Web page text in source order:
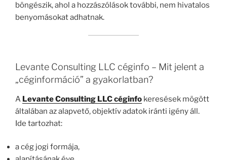
böngészik, ahol a hozzászólások további, nem hivatalos
benyomásokat adhatnak.
Levante Consulting LLC céginfo – Mit jelent a
„céginformáció” a gyakorlatban?
A Levante Consulting LLC céginfo keresések mögött
általában az alapvető, objektív adatok iránti igény áll.
Ide tartozhat:
a cég jogi formája,